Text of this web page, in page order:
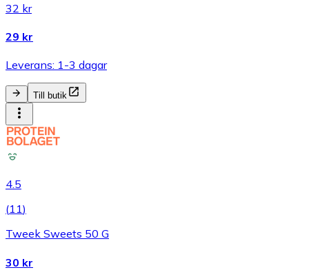
32 kr
29 kr
Leverans: 1-3 dagar
Till butik
4.5
(11)
Tweek Sweets 50 G
30 kr